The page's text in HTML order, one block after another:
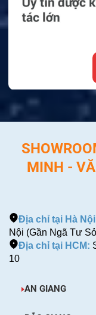
MINH -
Địa chỉ tại Hà
Nội (Gần Ngã Tư
Địa chỉ tại HCM:
10
AN GIANG